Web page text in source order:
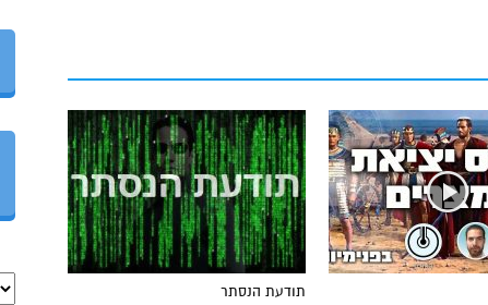
תודעת הנסתר